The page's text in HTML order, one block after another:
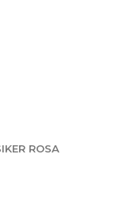
ROSA